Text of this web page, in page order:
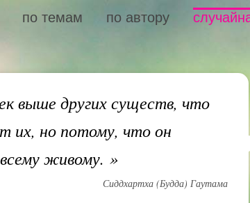
по темам по автору
выше других существ, что
их, но потому, что он
живому. »
Сиддхартха (Будда) Гаутама